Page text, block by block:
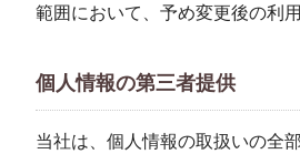
範囲において、予め変更後の利
個人情報の第三者提供
当社は、個人情報の取扱いの全